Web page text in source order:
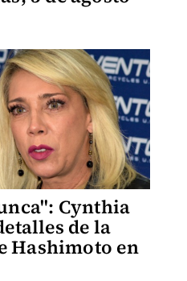
Cynthia
de la
Hashimoto en